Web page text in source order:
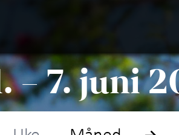
Hva
– 7. juni